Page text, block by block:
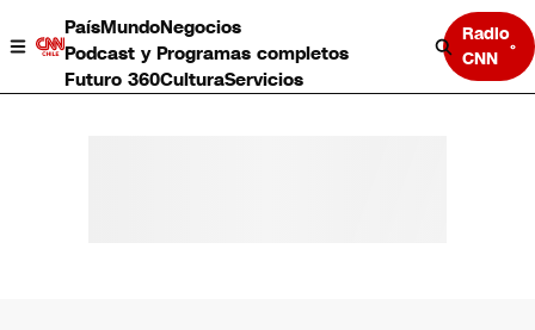
PaísMundoNegocios
Podcast y Programas completos
Futuro 360CulturaServicios
Radio
CNN